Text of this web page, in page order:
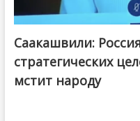
Саакашвили:
стратегических
мстит народу